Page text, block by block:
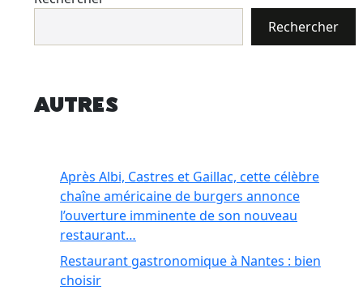
Rechercher
Autres
Après Albi, Castres et Gaillac, cette célèbre
chaîne américaine de burgers annonce
l’ouverture imminente de son nouveau
restaurant…
Restaurant gastronomique à Nantes : bien
choisir